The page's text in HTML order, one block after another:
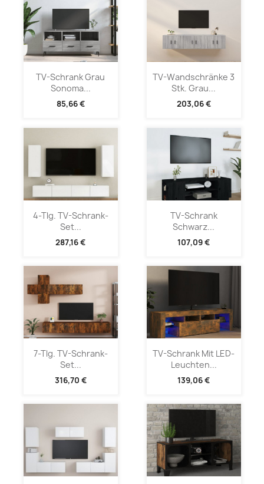
TV-Schrank Grau
Sonoma...
85,66 €
TV-Wandschränke 3
Stk. Grau...
203,06 €
4-Tlg. TV-Schrank-
Set...
287,16 €
TV-Schrank
Schwarz...
107,09 €
7-Tlg. TV-Schrank-
Set...
316,70 €
TV-Schrank Mit LED-
Leuchten...
139,06 €